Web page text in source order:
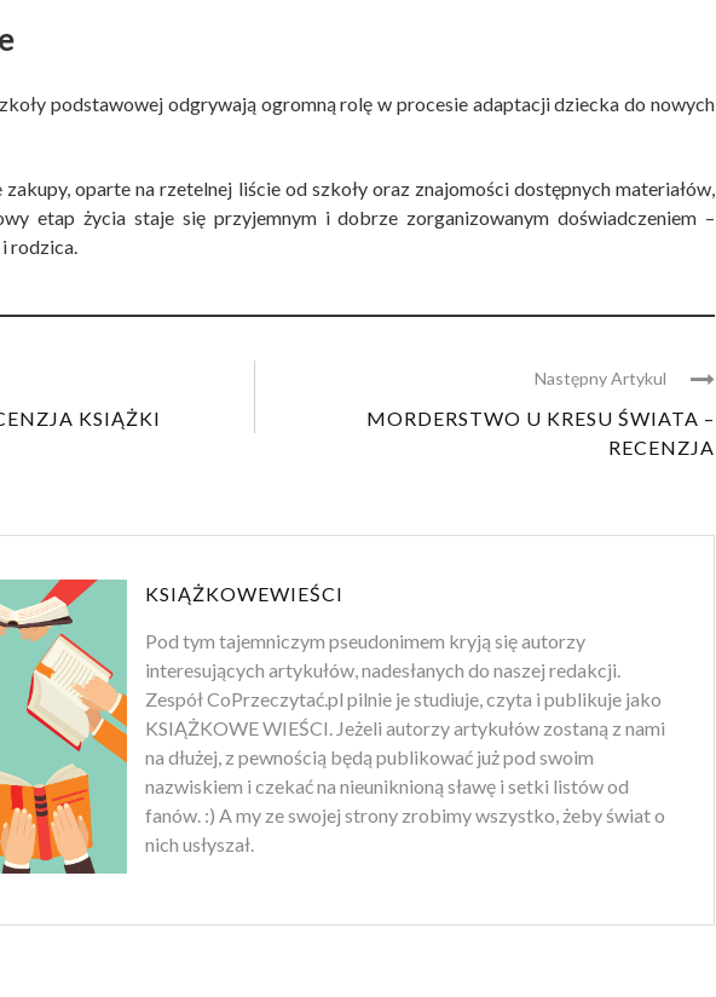
podstawowej odgrywają ogromną rolę w procesie adaptacji dziecka do nowych
oparte na rzetelnej liście od szkoły oraz znajomości dostępnych materiałów,
etap życia staje się przyjemnym i dobrze zorganizowanym doświadczeniem –
rodzica.
KSIĄŻKI
Następny Artykul
MORDERSTWO U KRESU ŚWIATA –
RECENZJA
KSIĄŻKOWEWIEŚCI
Pod tym tajemniczym pseudonimem kryją się autorzy
interesujących artykułów, nadesłanych do naszej redakcji.
Zespół CoPrzeczytać.pl pilnie je studiuje, czyta i publikuje jako
KSIĄŻKOWE WIEŚCI. Jeżeli autorzy artykułów zostaną z nami
na dłużej, z pewnością będą publikować już pod swoim
nazwiskiem i czekać na nieuniknioną sławę i setki listów od
fanów. :) A my ze swojej strony zrobimy wszystko, żeby świat o
nich usłyszał.